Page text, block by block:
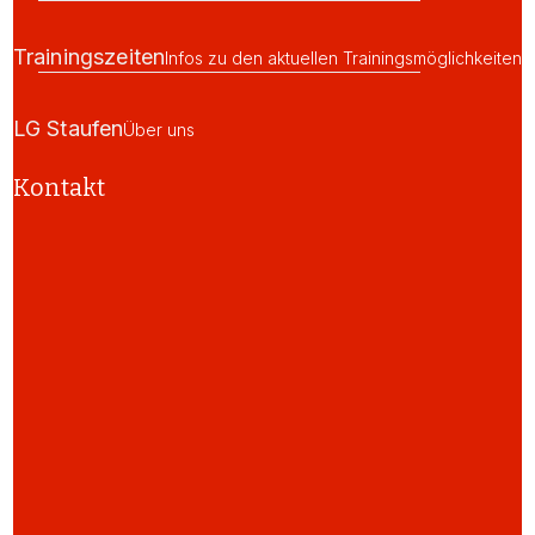
TrainingszeitenInfos zu den aktuellen Trainingsmöglichkeiten
LG StaufenÜber uns
Kontakt